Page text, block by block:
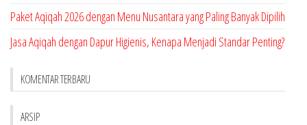
Paket Aqiqah 2026 dengan Menu Nusantara yang Paling Banyak Dipilih
Jasa Aqiqah dengan Dapur Higienis, Kenapa Menjadi Standar Penting?
KOMENTAR TERBARU
ARSIP